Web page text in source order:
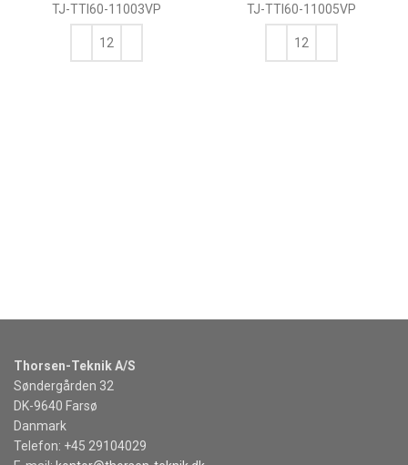
TJ-TTI60-11003VP TJ-TTI60-11005VP
Thorsen-Teknik A/S
Søndergården 32
DK-9640 Farsø
Danmark
Telefon: +45 29104029